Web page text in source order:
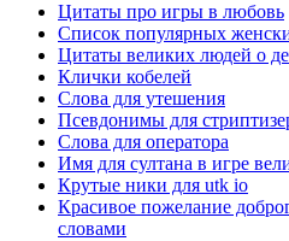
Цитаты про игры в любовь
Список популярных
Цитаты великих людей о
Клички кобелей
Слова для утешения
Псевдонимы для
Слова для оператора
Имя для султана в игре
Крутые ники для utk io
Красивое пожелание
словами